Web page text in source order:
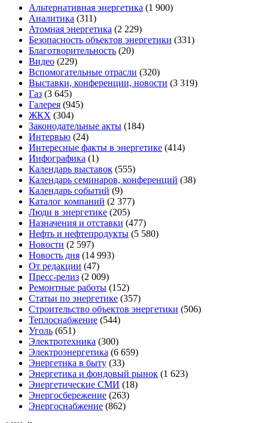
Альтернативная энергетика (1 900)
Аналитика (311)
Атомная энергетика (2 229)
Безопасность объектов энергетики (331)
Благотворительность (20)
Видео (229)
Вспомогательные отрасли (320)
Выставки, конференции, новости (3 319)
Газ (3 645)
Галерея (945)
ЖКХ (304)
Законодательные акты (184)
Интервью (24)
Интересные факты в энергетике (414)
Инфографика (1)
Календарь выставок (555)
Календарь семинаров, конференций (38)
Календарь событий (9)
Каталог компаний (2 377)
Люди в энергетике (205)
Назначения и отставки (477)
Нефть и нефтепродукты (5 580)
Новости (2 597)
Новость дня (14 993)
От редакции (47)
Пресс-релиз (2 009)
Ремонтные работы (152)
Статьи по энергетике (357)
Строительство объектов энергетики (506)
Теплоснабжение (544)
Уголь (651)
Электротехника (300)
Электроэнергетика (6 659)
Энергетика в быту (33)
Энергетика и фондовый рынок (1 623)
Энергетические СМИ (18)
Энергосбережение (263)
Энергоснабжение (862)